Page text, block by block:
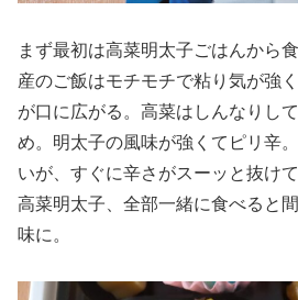
まず最初は高菜明太子ごはんから
産のご飯はモチモチで粘り気が強
が口に広がる。高菜はしんなりし
め。明太子の風味が強くてピリ辛
いが、すぐに辛さがスーッと抜け
高菜明太子、全部一緒に食べると
味に。